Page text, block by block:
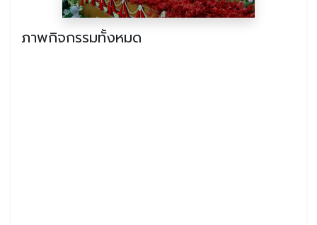
ภาพกิจกรรมทั้งหมด